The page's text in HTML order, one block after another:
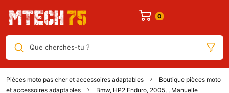
Que cherches-tu ?
Pièces moto pas cher et accessoires adaptables
Boutique pièces moto
et accessoires adaptables
Bmw, HP2 Enduro, 2005, , Manuelle